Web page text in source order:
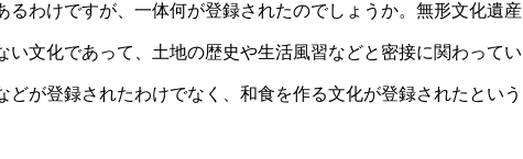
るわけですが、一体何が登録されたのでしょうか。無形文化遺産
い文化であって、土地の歴史や生活風習などと密接に関わってい
どが登録されたわけでなく、和食を作る文化が登録されたという